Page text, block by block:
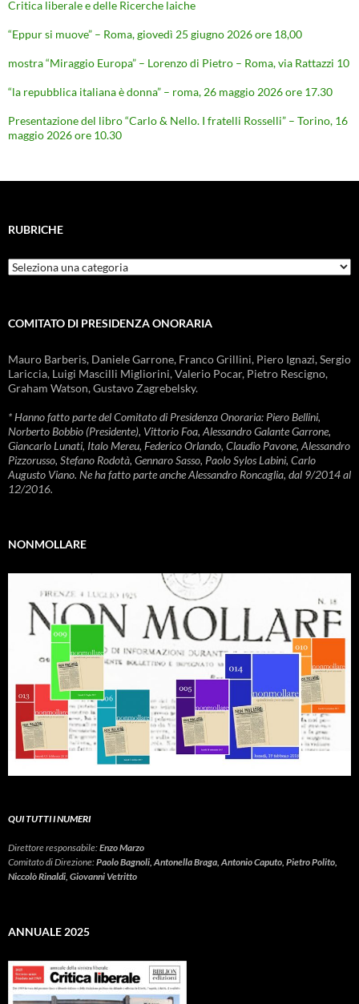
Critica liberale e delle Ricerche laiche
“Eppur si muove” – Roma, giovedì 25 giugno 2026 ore 18,00
mostra “Miraggio Europa” – Lorenzo di Pietro – Roma, via Rattazzi 10
“la repubblica italiana è donna” – roma, 26 maggio 2026 ore 17.30
Presentazione del libro “Carlo & Nello. I fratelli Rosselli” – Torino, 16
maggio 2026 ore 10.30
RUBRICHE
Rubriche
COMITATO DI PRESIDENZA ONORARIA
Mauro Barberis, Daniele Garrone, Franco Grillini, Piero Ignazi, Sergio
Lariccia, Luigi Mascilli Migliorini, Valerio Pocar, Pietro Rescigno,
Graham Watson, Gustavo Zagrebelsky.
* Hanno fatto parte del Comitato di Presidenza Onoraria: Piero Bellini,
Norberto Bobbio (Presidente), Vittorio Foa, Alessandro Galante Garrone,
Giancarlo Lunati, Italo Mereu, Federico Orlando, Claudio Pavone, Alessandro
Pizzorusso, Stefano Rodotà, Gennaro Sasso, Paolo Sylos Labini, Carlo
Augusto Viano. Ne ha fatto parte anche Alessandro Roncaglia, dal 9/2014 al
12/2016.
NONMOLLARE
QUI TUTTI I NUMERI
Direttore responsabile:Enzo Marzo
Comitato di Direzione:Paolo Bagnoli, Antonella Braga, Antonio Caputo, Pietro Polito,
Niccolò Rinaldi, Giovanni Vetritto
ANNUALE 2025